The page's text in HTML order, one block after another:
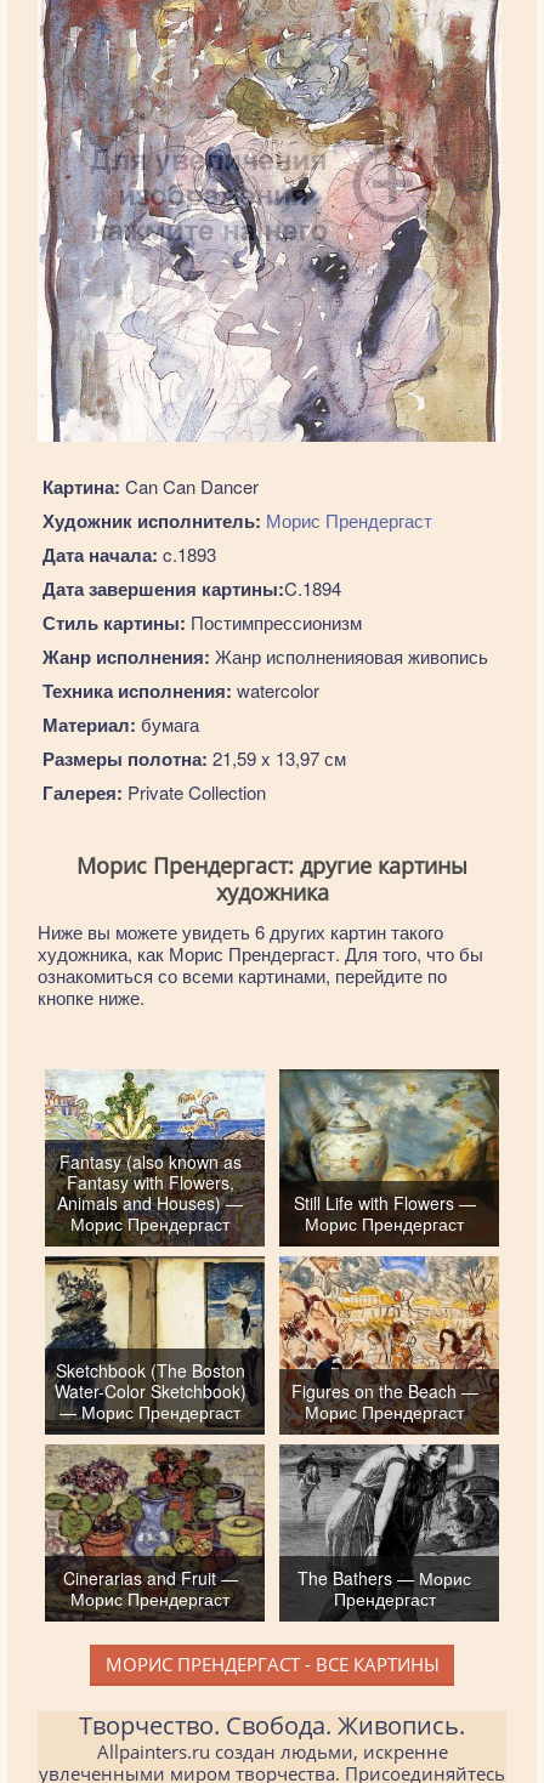
Картина: Can Can Dancer
Художник исполнитель: Морис Прендергаст
Дата начала: c.1893
Дата завершения картины:C.1894
Стиль картины: Постимпрессионизм
Жанр исполнения: Жанр исполненияовая живопись
Техника исполнения: watercolor
Материал: бумага
Размеры полотна: 21,59 x 13,97 см
Галерея: Private Collection
Морис Прендергаст: другие картины
художника
Ниже вы можете увидеть 6 других картин такого
художника, как Морис Прендергаст. Для того, что бы
ознакомиться со всеми картинами, перейдите по
кнопке ниже.
Fantasy (also known as
Fantasy with Flowers,
Animals and Houses) —
Морис Прендергаст
Still Life with Flowers —
Морис Прендергаст
Sketchbook (The Boston
Water-Color Sketchbook)
— Морис Прендергаст
Figures on the Beach —
Морис Прендергаст
Cinerarias and Fruit —
Морис Прендергаст
The Bathers — Морис
Прендергаст
МОРИС ПРЕНДЕРГАСТ - ВСЕ КАРТИНЫ
Творчество. Свобода. Живопись.
Allpainters.ru создан людьми, искренне
увлеченными миром творчества. Присоединяйтесь